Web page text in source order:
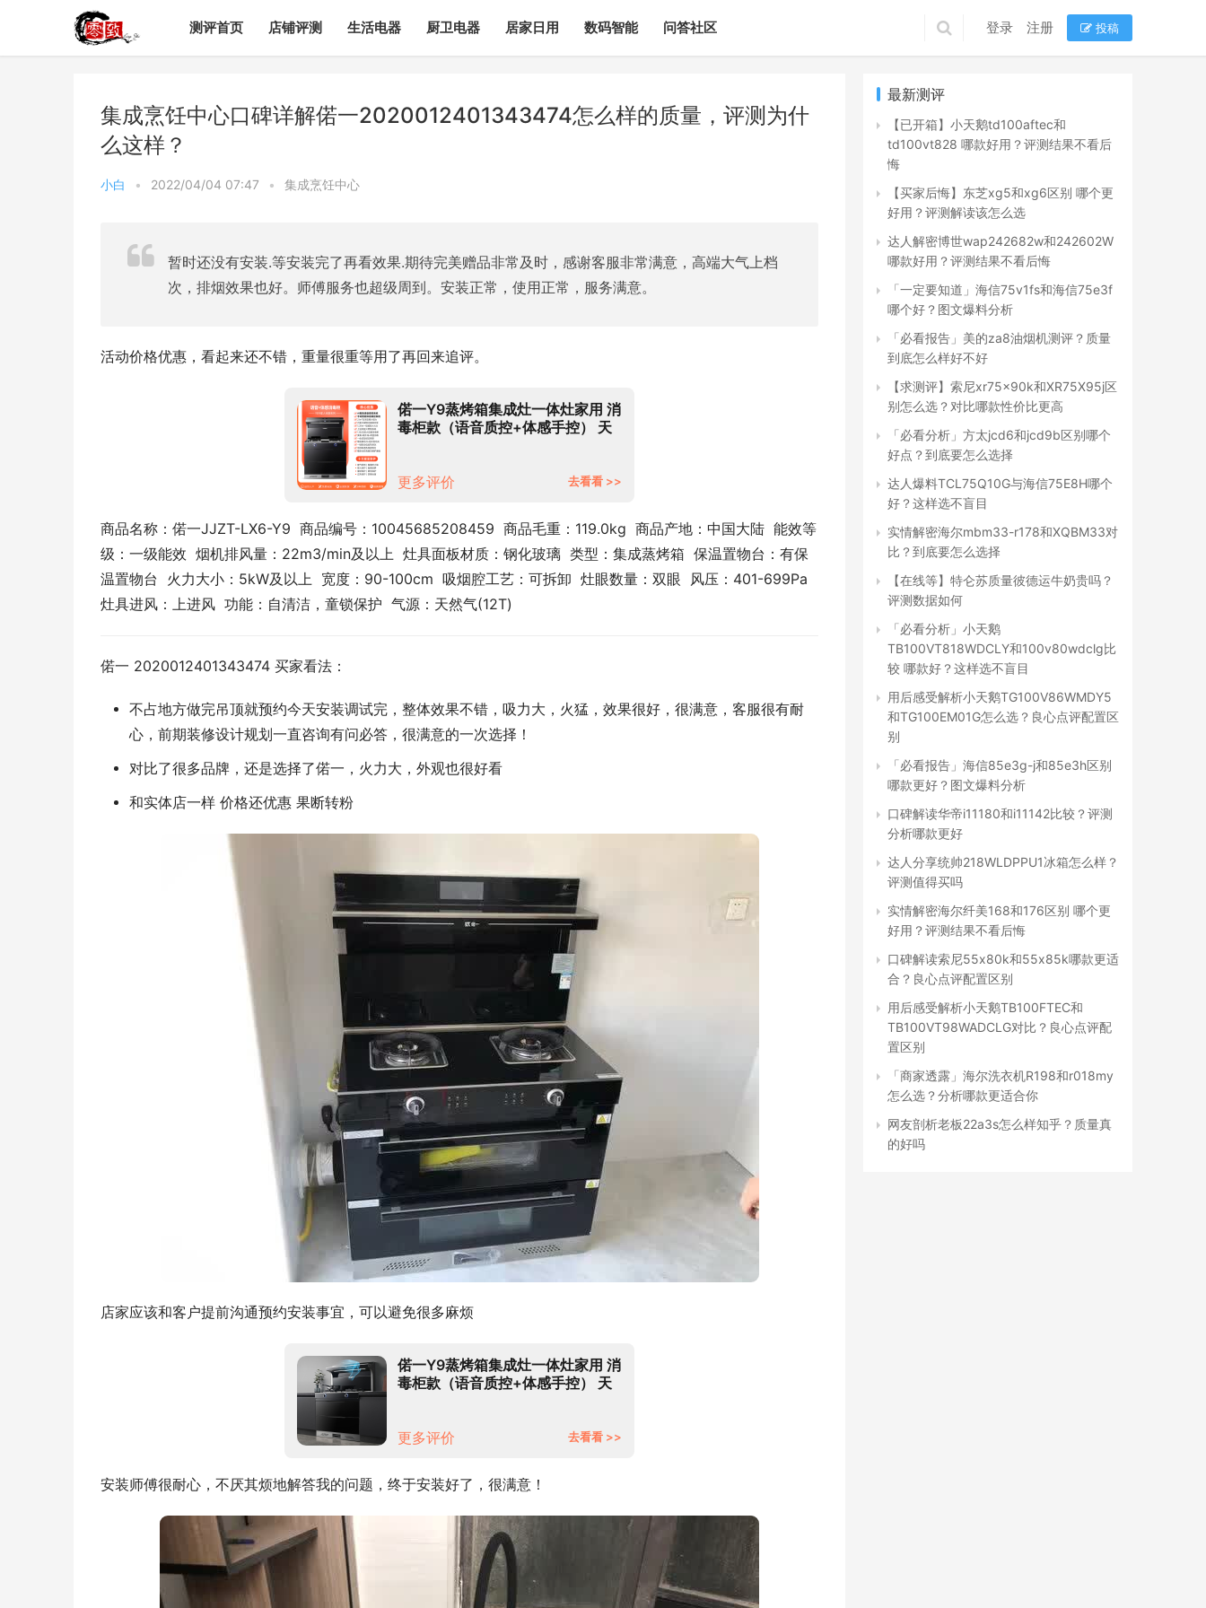
测评首页 店铺评测 生活电器 厨卫电器 居家日用 数码智能 问答社区 登录 注册 投稿
集成烹饪中心口碑详解偌一2020012401343474怎么样的质量，评测为什
么这样？
小白 • 2022/04/04 07:47 • 集成烹饪中心
暂时还没有安装.等安装完了再看效果.期待完美赠品非常及时，感谢客服非常满意，高端大气上档
次，排烟效果也好。师傅服务也超级周到。安装正常，使用正常，服务满意。
活动价格优惠，看起来还不错，重量很重等用了再回来追评。
偌一Y9蒸烤箱集成灶一体灶家用 消
毒柜款（语音质控+体感手控） 天
更多评价 去看看 >>
商品名称：偌一JJZT-LX6-Y9  商品编号：10045685208459  商品毛重：119.0kg  商品产地：中国大陆  能效等
级：一级能效  烟机排风量：22m3/min及以上  灶具面板材质：钢化玻璃  类型：集成蒸烤箱  保温置物台：有保
温置物台  火力大小：5kW及以上  宽度：90-100cm  吸烟腔工艺：可拆卸  灶眼数量：双眼  风压：401-699Pa
灶具进风：上进风  功能：自清洁，童锁保护  气源：天然气(12T)
偌一 2020012401343474 买家看法：
不占地方做完吊顶就预约今天安装调试完，整体效果不错，吸力大，火猛，效果很好，很满意，客服很有耐
心，前期装修设计规划一直咨询有问必答，很满意的一次选择！
对比了很多品牌，还是选择了偌一，火力大，外观也很好看
和实体店一样 价格还优惠 果断转粉
店家应该和客户提前沟通预约安装事宜，可以避免很多麻烦
偌一Y9蒸烤箱集成灶一体灶家用 消
毒柜款（语音质控+体感手控） 天
更多评价 去看看 >>
安装师傅很耐心，不厌其烦地解答我的问题，终于安装好了，很满意！
最新测评
【已开箱】小天鹅td100aftec和
td100vt828 哪款好用？评测结果不看后
悔
【买家后悔】东芝xg5和xg6区别 哪个更
好用？评测解读该怎么选
达人解密博世wap242682w和242602W
哪款好用？评测结果不看后悔
「一定要知道」海信75v1fs和海信75e3f
哪个好？图文爆料分析
「必看报告」美的za8油烟机测评？质量
到底怎么样好不好
【求测评】索尼xr75x90k和XR75X95j区
别怎么选？对比哪款性价比更高
「必看分析」方太jcd6和jcd9b区别哪个
好点？到底要怎么选择
达人爆料TCL75Q10G与海信75E8H哪个
好？这样选不盲目
实情解密海尔mbm33-r178和XQBM33对
比？到底要怎么选择
【在线等】特仑苏质量彼德运牛奶贵吗？
评测数据如何
「必看分析」小天鹅
TB100VT818WDCLY和100v80wdclg比
较 哪款好？这样选不盲目
用后感受解析小天鹅TG100V86WMDY5
和TG100EM01G怎么选？良心点评配置区
别
「必看报告」海信85e3g-j和85e3h区别
哪款更好？图文爆料分析
口碑解读华帝i11180和i11142比较？评测
分析哪款更好
达人分享统帅218WLDPPU1冰箱怎么样？
评测值得买吗
实情解密海尔纤美168和176区别 哪个更
好用？评测结果不看后悔
口碑解读索尼55x80k和55x85k哪款更适
合？良心点评配置区别
用后感受解析小天鹅TB100FTEC和
TB100VT98WADCLG对比？良心点评配
置区别
「商家透露」海尔洗衣机R198和r018my
怎么选？分析哪款更适合你
网友剖析老板22a3s怎么样知乎？质量真
的好吗